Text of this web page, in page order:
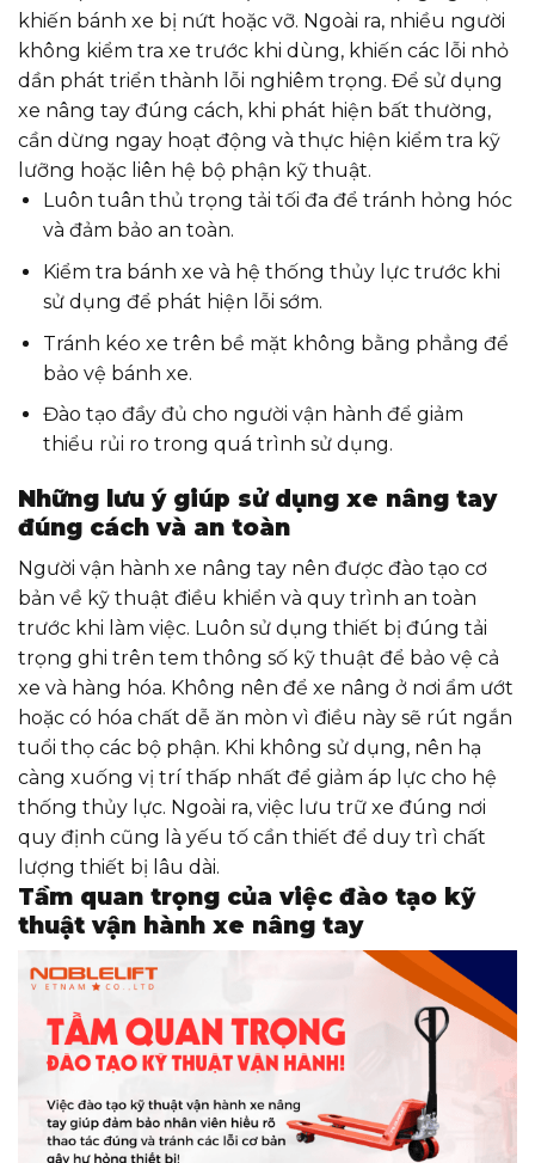
khiến bánh xe bị nứt hoặc vỡ. Ngoài ra, nhiều người
không kiểm tra xe trước khi dùng, khiến các lỗi nhỏ
dần phát triển thành lỗi nghiêm trọng. Để sử dụng
xe nâng tay đúng cách, khi phát hiện bất thường,
cần dừng ngay hoạt động và thực hiện kiểm tra kỹ
lưỡng hoặc liên hệ bộ phận kỹ thuật.
Luôn tuân thủ trọng tải tối đa để tránh hỏng hóc
và đảm bảo an toàn.
Kiểm tra bánh xe và hệ thống thủy lực trước khi
sử dụng để phát hiện lỗi sớm.
Tránh kéo xe trên bề mặt không bằng phẳng để
bảo vệ bánh xe.
Đào tạo đầy đủ cho người vận hành để giảm
thiểu rủi ro trong quá trình sử dụng.
Những lưu ý giúp sử dụng xe nâng tay
đúng cách và an toàn
Người vận hành xe nâng tay nên được đào tạo cơ
bản về kỹ thuật điều khiển và quy trình an toàn
trước khi làm việc. Luôn sử dụng thiết bị đúng tải
trọng ghi trên tem thông số kỹ thuật để bảo vệ cả
xe và hàng hóa. Không nên để xe nâng ở nơi ẩm ướt
hoặc có hóa chất dễ ăn mòn vì điều này sẽ rút ngắn
tuổi thọ các bộ phận. Khi không sử dụng, nên hạ
càng xuống vị trí thấp nhất để giảm áp lực cho hệ
thống thủy lực. Ngoài ra, việc lưu trữ xe đúng nơi
quy định cũng là yếu tố cần thiết để duy trì chất
lượng thiết bị lâu dài.
Tầm quan trọng của việc đào tạo kỹ
thuật vận hành xe nâng tay